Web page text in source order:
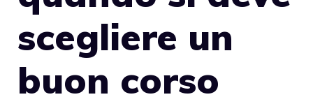
scegliere un
buon corso